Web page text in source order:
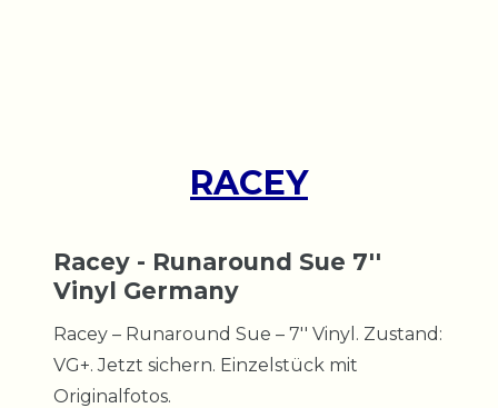
RACEY
Racey - Runaround Sue 7''
Vinyl Germany
Racey – Runaround Sue – 7'' Vinyl. Zustand:
VG+. Jetzt sichern. Einzelstück mit
Originalfotos.